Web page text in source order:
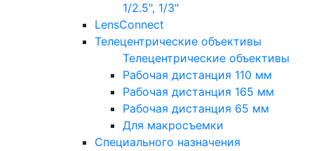
1/2.5", 1/3"
LensConnect
Телецентрические объективы
Телецентрические объективы
Рабочая дистанция 110 мм
Рабочая дистанция 165 мм
Рабочая дистанция 65 мм
Для макросъемки
Специального назначения